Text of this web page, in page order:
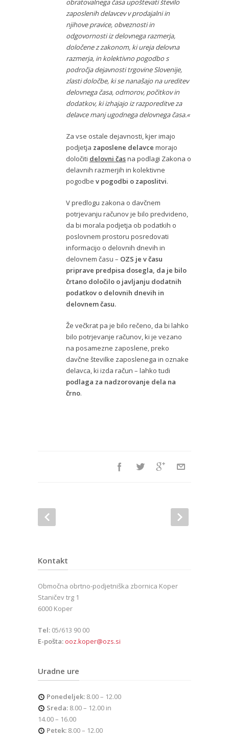
obratovalnega časa upoštevati število
zaposlenih delavcev v prodajalni in
njihove pravice, obveznosti in
odgovornosti iz delovnega razmerja,
določene z zakonom, ki ureja delovna
razmerja, in kolektivno pogodbo s
področja dejavnosti trgovine Slovenije,
zlasti določbe, ki se nanašajo na ureditev
delovnega časa, odmorov, počitkov in
dodatkov, ki izhajajo iz razporeditve za
delavce manj ugodnega delovnega časa.«
Za vse ostale dejavnosti, kjer imajo
podjetja zaposlene delavce morajo
določiti delovni časna podlagi Zakona o
delavnih razmerjih in kolektivne
pogodbe v pogodbi o zaposlitvi.
V predlogu zakona o davčnem
potrjevanju računov je bilo predvideno,
da bi morala podjetja ob podatkih o
poslovnem prostoru posredovati
informacijo o delovnih dnevih in
delovnem času – OZS je v času
priprave predpisa dosegla, da je bilo
črtano določilo o javljanju dodatnih
podatkov o delovnih dnevih in
delovnem času.
Že večkrat pa je bilo rečeno, da bi lahko
bilo potrjevanje računov, ki je vezano
na posamezne zaposlene, preko
davčne številke zaposlenega in oznake
delavca, ki izda račun – lahko tudi
podlaga za nadzorovanje dela na
črno.
Kontakt
Območna obrtno-podjetniška zbornica Koper
Staničev trg 1
6000 Koper
Tel: 05/613 90 00
E-pošta: ooz.koper@ozs.si
Uradne ure
Ponedeljek: 8.00 – 12.00
Sreda: 8.00 – 12.00 in
14.00 – 16.00
Petek: 8.00 – 12.00